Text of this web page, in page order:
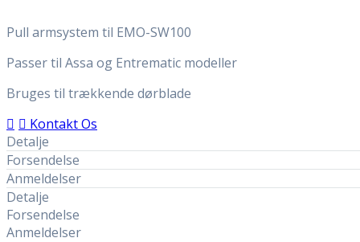
Pull armsystem til EMO-SW100
Passer til Assa og Entrematic modeller
Bruges til trækkende dørblade
Kontakt Os
Detalje
Forsendelse
Anmeldelser
Detalje
Forsendelse
Anmeldelser